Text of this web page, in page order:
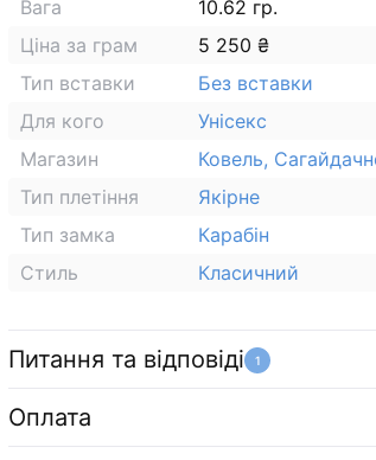
Вага
10.62 гр.
Ціна за грам
5 250 ₴
Тип вставки
Без вставки
Для кого
Унісекс
Магазин
Ковель,
Тип плетіння
Якірне
Тип замка
Карабін
Стиль
Класичний
Питання та відповіді 1
Оплата